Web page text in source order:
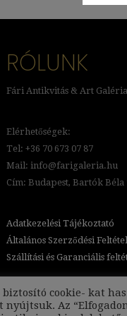
RÓLUNK
Fári Antikvitás & Art Galéria
Elérhetőségek:
Tel: +36 70 673 07 87
Mail: info@farigaleria.hu
Cím: Budapest, Bartók Béla
Adatkezelési Tájékoztató
Általános Szerződési
Szállítási és Garanciális
cookie- kat
Az